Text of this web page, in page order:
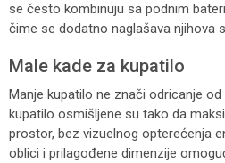
se često kombinuju sa podnim
čime se dodatno naglašava njihova
Male kade za kupatilo
Manje kupatilo ne znači odricanje
kupatilo osmišljene su tako da
prostor, bez vizuelnog opterećenja
oblici i prilagođene dimenzije